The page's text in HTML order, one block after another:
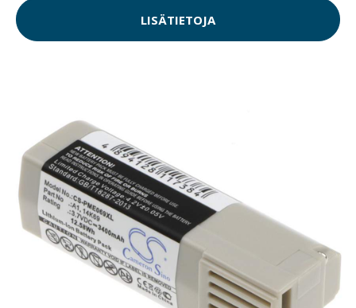
LISÄTIETOJA